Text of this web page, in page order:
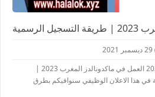
29 ديسمبر 2021
العمل في ماكدونالدز المغرب 2023 العمل في ماكدونالدز المغرب 2023 |
في هذا الاعلان الوظيفي سنوافيكم بطرق